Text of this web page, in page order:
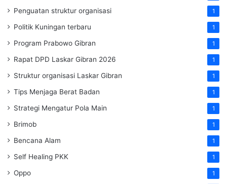
Penguatan struktur organisasi 1
Politik Kuningan terbaru 1
Program Prabowo Gibran 1
Rapat DPD Laskar Gibran 2026 1
Struktur organisasi Laskar Gibran 1
Tips Menjaga Berat Badan 1
Strategi Mengatur Pola Main 1
Brimob 1
Bencana Alam 1
Self Healing PKK 1
Oppo 1